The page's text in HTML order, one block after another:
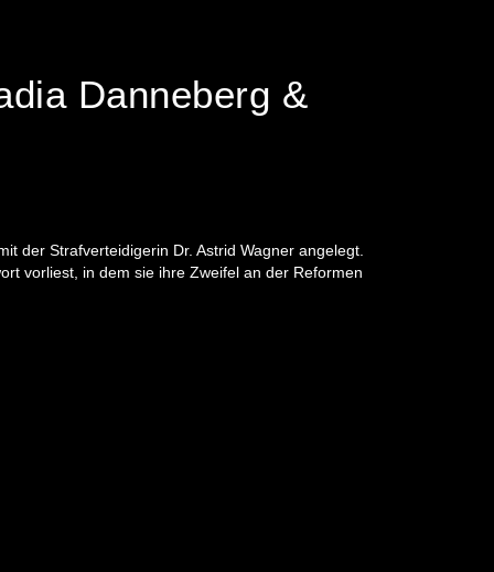
Danneberg &
der Strafverteidigerin Dr. Astrid Wagner angelegt.
vorliest, in dem sie ihre Zweifel an der Reformen